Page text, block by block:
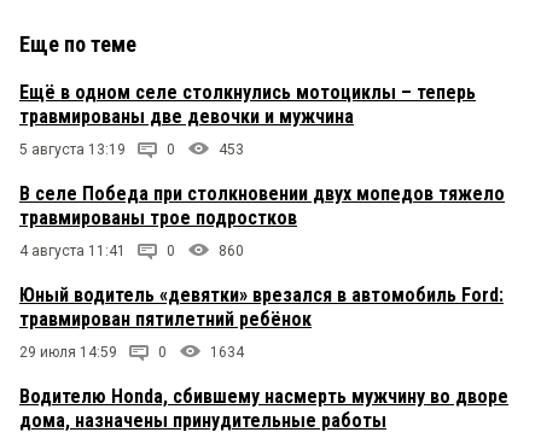
Еще по теме
Ещё в одном селе столкнулись мотоциклы – теперь
травмированы две девочки и мужчина
5 августа 13:19 0 453
В селе Победа при столкновении двух мопедов тяжело
травмированы трое подростков
4 августа 11:41 0 860
Юный водитель «девятки» врезался в автомобиль Ford:
травмирован пятилетний ребёнок
29 июля 14:59 0 1634
Водителю Honda, сбившему насмерть мужчину во дворе
дома, назначены принудительные работы